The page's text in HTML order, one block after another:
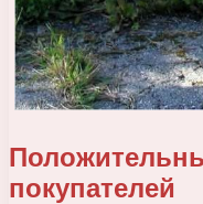
покупателей